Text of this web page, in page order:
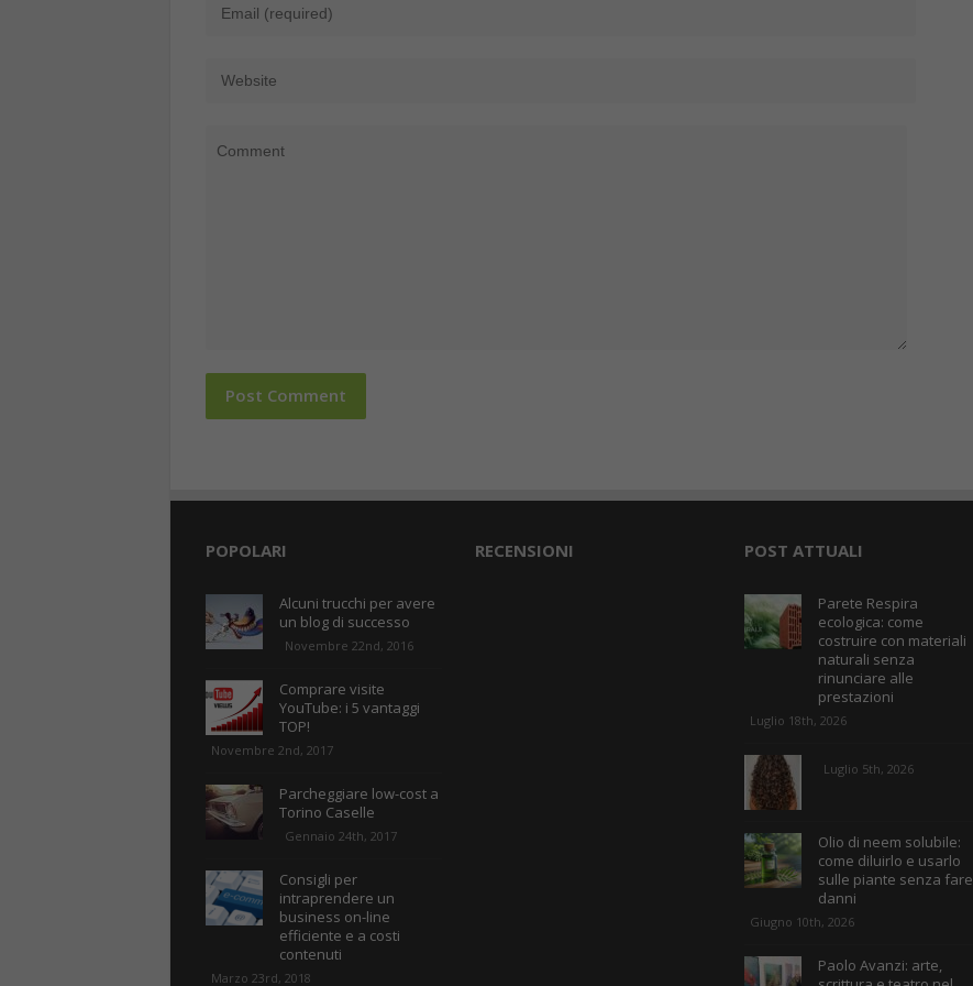
POPOLARI
Alcuni trucchi per avere
un blog di successo
Novembre 22nd, 2016
Comprare visite
YouTube: i 5 vantaggi
TOP!
Novembre 2nd, 2017
Parcheggiare low-cost a
Torino Caselle
Gennaio 24th, 2017
Consigli per
intraprendere un
business on-line
efficiente e a costi
contenuti
Marzo 23rd, 2018
RECENSIONI POST ATTUALI
Parete Respira
ecologica: come
costruire con materiali
naturali senza
rinunciare alle
prestazioni
Luglio 18th, 2026
Luglio 5th, 2026
Olio di neem solubile:
come diluirlo e usarlo
sulle piante senza fare
danni
Giugno 10th, 2026
Paolo Avanzi: arte,